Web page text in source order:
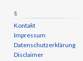
§
Kontakt
Impressum
Datenschutzerklärung
Disclaimer